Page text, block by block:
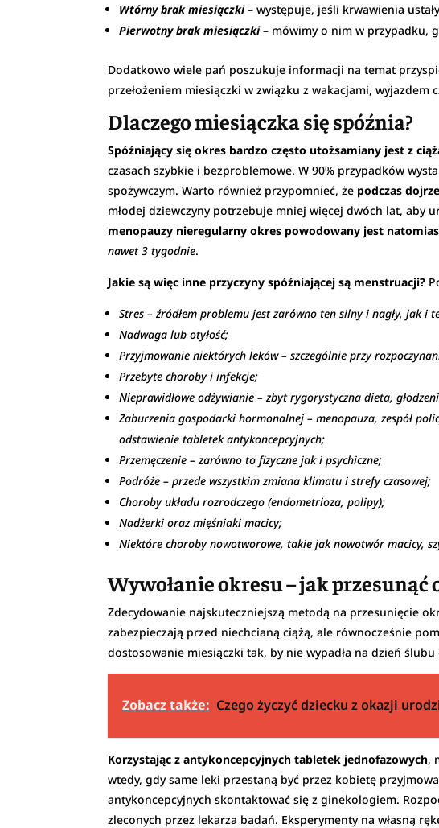
Wtórny brak miesiączki– występuje, jeśli krwawienia
Pierwotny brak miesiączki– mówimy o nim w przypadku,
Dodatkowo wiele pań poszukuje informacji na temat
przełożeniem miesiączki w związku z wakacjami,
Dlaczego miesiączka się spóźnia?
Spóźniający się okres bardzo często utożsamiany jest z
czasach szybkie i bezproblemowe. W 90% przypadków
spożywczym. Warto również przypomnieć, że podczas
młodej dziewczyny potrzebuje mniej więcej dwóch lat,
menopauzy nieregularny okres powodowany jest
nawet 3 tygodnie.
Jakie są więc inne przyczyny spóźniającej są menstruacji?
Stres – źródłem problemu jest zarówno ten silny i nagły, jak i
Nadwaga lub otyłość;
Przyjmowanie niektórych leków – szczególnie przy
Przebyte choroby i infekcje;
Nieprawidłowe odżywianie – zbyt rygorystyczna dieta,
Zaburzenia gospodarki hormonalnej – menopauza, zespół
odstawienie tabletek antykoncepcyjnych;
Przemęczenie – zarówno to fizyczne jak i psychiczne;
Podróże – przede wszystkim zmiana klimatu i strefy czasowej;
Choroby układu rozrodczego (endometrioza, polipy);
Nadżerki oraz mięśniaki macicy;
Niektóre choroby nowotworowe, takie jak nowotwór macicy,
Wywołanie okresu – jak przesunąć
Zdecydowanie najskuteczniejszą metodą na przesunięcie
zabezpieczają przed niechcianą ciążą, ale równocześnie
dostosowanie miesiączki tak, by nie wypadła na dzień ślubu
Zobacz także: Czego życzyć dziecku z okazji
Korzystając z antykoncepcyjnych tabletek jednofazowych,
wtedy, gdy same leki przestaną być przez kobietę
antykoncepcyjnych skontaktować się z ginekologiem.
zleconych przez lekarza badań. Eksperymenty na własną